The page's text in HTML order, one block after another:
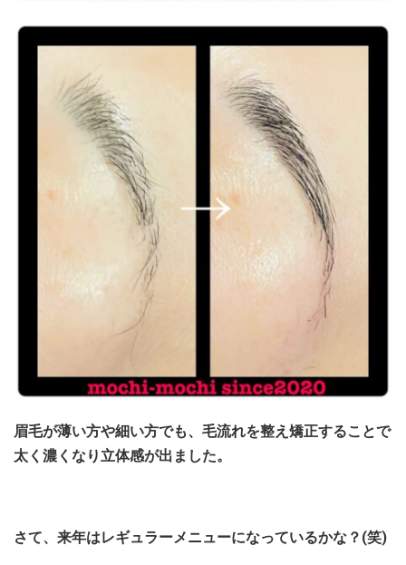
眉毛が薄い方や細い方でも、毛流れを整え矯正することで
太く濃くなり立体感が出ました。
さて、 来年はレギュラーメニューになっているかな？(笑)